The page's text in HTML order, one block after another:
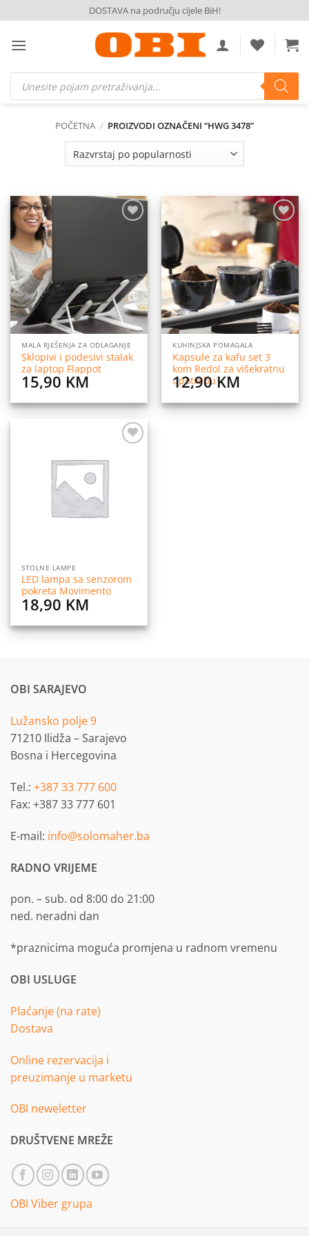
to
content
DOSTAVA na području cijele BiH!
Products
search
POČETNA / PROIZVODI OZNAČENI “HWG 3478”
MALA RJEŠENJA ZA ODLAGANJE
Sklopivi i podesivi stalak
za laptop Flappot
15,90 KM
Dodaj
listu
želja
KUHINJSKA POMAGALA
Kapsule za kafu set 3
kom Redol za višekratnu
upotrebu
12,90KM
STOLNE LAMPE
LED lampa sa senzorom
pokreta Movimento
18,90 KM
OBI SARAJEVO
Lužansko polje 9
71210 Ilidža – Sarajevo
Bosna i Hercegovina
Tel.: +387 33 777 600
Fax: +387 33 777 601
E-mail: info@solomaher.ba
RADNO VRIJEME
pon. – sub. od 8:00 do 21:00
ned. neradni dan
*praznicima moguća promjena u radnom vremenu
OBI USLUGE
Plaćanje (na rate)
Dostava
Online rezervacija i
preuzimanje u marketu
OBI neweletter
DRUŠTVENE MREŽE
OBI Viber grupa